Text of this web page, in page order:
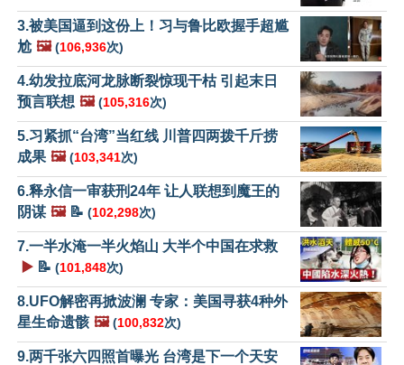
3.被美国逼到这份上！习与鲁比欧握手超尴
尬 🖼️ (106,936次)
4.幼发拉底河龙脉断裂惊现干枯 引起末日
预言联想 🖼️ (105,316次)
5.习紧抓“台湾”当红线 川普四两拨千斤捞
成果 🖼️ (103,341次)
6.释永信一审获刑24年 让人联想到魔王的
阴谋 🖼️📝 (102,298次)
7.一半水淹一半火焰山 大半个中国在求救
▶️ 📝 (101,848次)
8.UFO解密再掀波澜 专家：美国寻获4种外
星生命遗骸 🖼️ (100,832次)
9.两千张六四照首曝光 台湾是下一个天安